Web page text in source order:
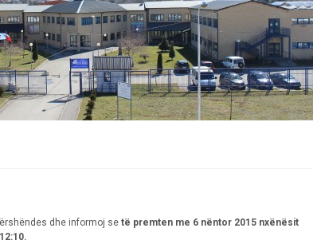
dhe informoj se të premten me 6 nëntor 2015 nxënësit